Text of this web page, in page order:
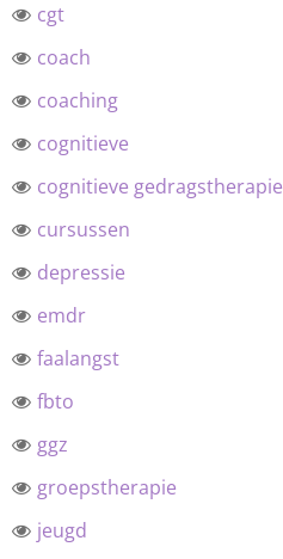
cgt
coach
coaching
cognitieve
cognitieve gedragstherapie
cursussen
depressie
emdr
faalangst
fbto
ggz
groepstherapie
jeugd